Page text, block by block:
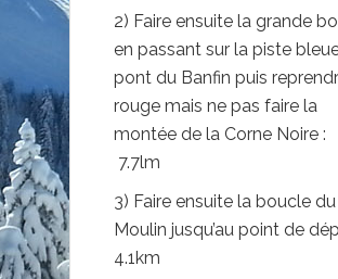
2) Faire ensuite la grande
en passant sur la piste
pont du Banfin puis
rouge mais ne pas faire la
montée de la Corne Noire :
7.7lm
3) Faire ensuite la boucle du
Moulin jusqu’au point de
4.1km